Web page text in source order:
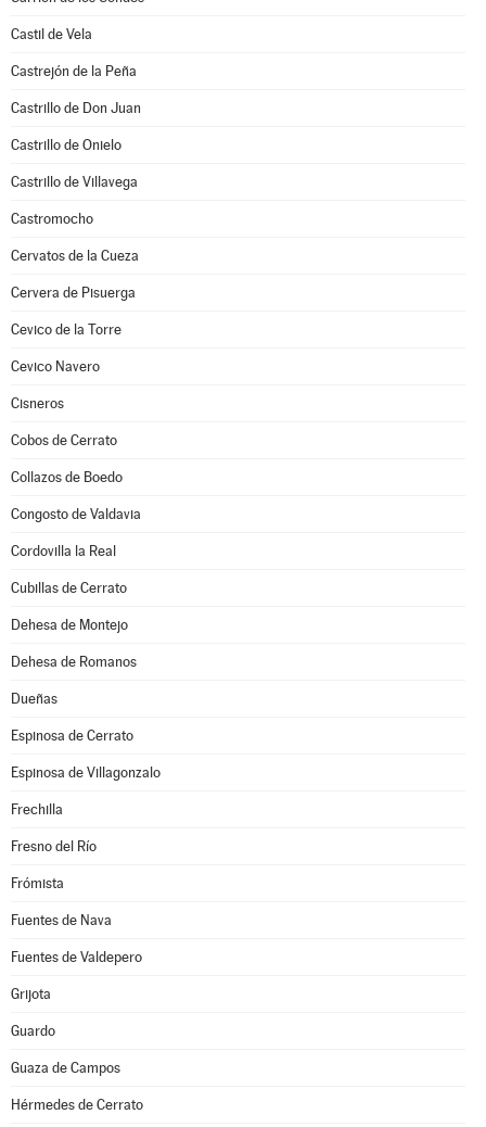
Castil de Vela
Castrejón de la Peña
Castrillo de Don Juan
Castrillo de Onielo
Castrillo de Villavega
Castromocho
Cervatos de la Cueza
Cervera de Pisuerga
Cevico de la Torre
Cevico Navero
Cisneros
Cobos de Cerrato
Collazos de Boedo
Congosto de Valdavia
Cordovilla la Real
Cubillas de Cerrato
Dehesa de Montejo
Dehesa de Romanos
Dueñas
Espinosa de Cerrato
Espinosa de Villagonzalo
Frechilla
Fresno del Río
Frómista
Fuentes de Nava
Fuentes de Valdepero
Grijota
Guardo
Guaza de Campos
Hérmedes de Cerrato